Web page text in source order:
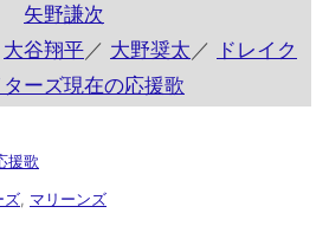
矢野謙次
大谷翔平 ／ 大野奨太 ／
ドレイク
ーズ現在の応援歌
援歌
ズ マリーンズ